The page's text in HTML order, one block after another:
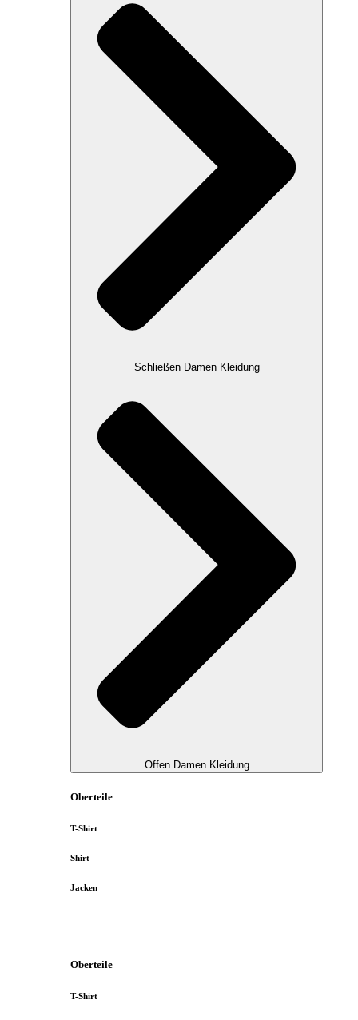
Schließen Damen Kleidung
Offen Damen Kleidung
Oberteile
T-Shirt
Shirt
Jacken
Oberteile
T-Shirt